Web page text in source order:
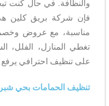
والنظافة. في حال كنت
فإن شركة بريق كلين هي
تغطي المنازل، الفلل،
على تنظيف احترافي يرفع
تنظيف الحمامات بحي شبرا